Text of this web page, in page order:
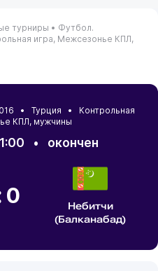
турниры • Футбол.
игра, Межсезонье КПЛ,
• Турция • Контрольная
КПЛ, мужчины
• окончен
Небитчи
(Балканабад)